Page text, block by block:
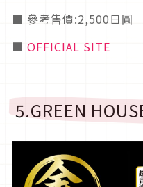
■ 參考售價:2,500日圓
■ OFFICIAL SITE
5.GREEN